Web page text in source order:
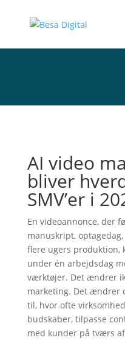
AI video
bliver
SMV’er i
En videoannonce, der
manuskript,
flere ugers produktion,
under én arbejdsdag
værktøjer. Det ændrer
marketing. Det ændrer
til, hvor ofte
budskaber, tilpasse
med kunder på tværs